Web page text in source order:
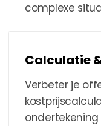
Calculatie
Verbeter je
complexe